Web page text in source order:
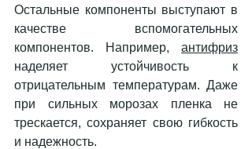
Остальные компоненты выступают в
качестве вспомогательных
компонентов. Например, антифриз
наделяет устойчивость к
отрицательным температурам. Даже
при сильных морозах пленка не
трескается, сохраняет свою гибкость
и надежность.